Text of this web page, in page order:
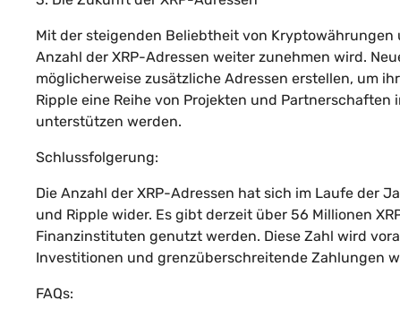
Mit der steigenden Beliebtheit von
Anzahl der XRP-Adressen weiter zunehmen wird.
möglicherweise zusätzliche Adressen erstellen, um
Ripple eine Reihe von Projekten und
unterstützen werden.
Schlussfolgerung:
Die Anzahl der XRP-Adressen hat sich im Laufe der
und Ripple wider. Es gibt derzeit über 56 Millionen
Finanzinstituten genutzt werden. Diese Zahl wird
Investitionen und grenzüberschreitende Zahlungen
FAQs: